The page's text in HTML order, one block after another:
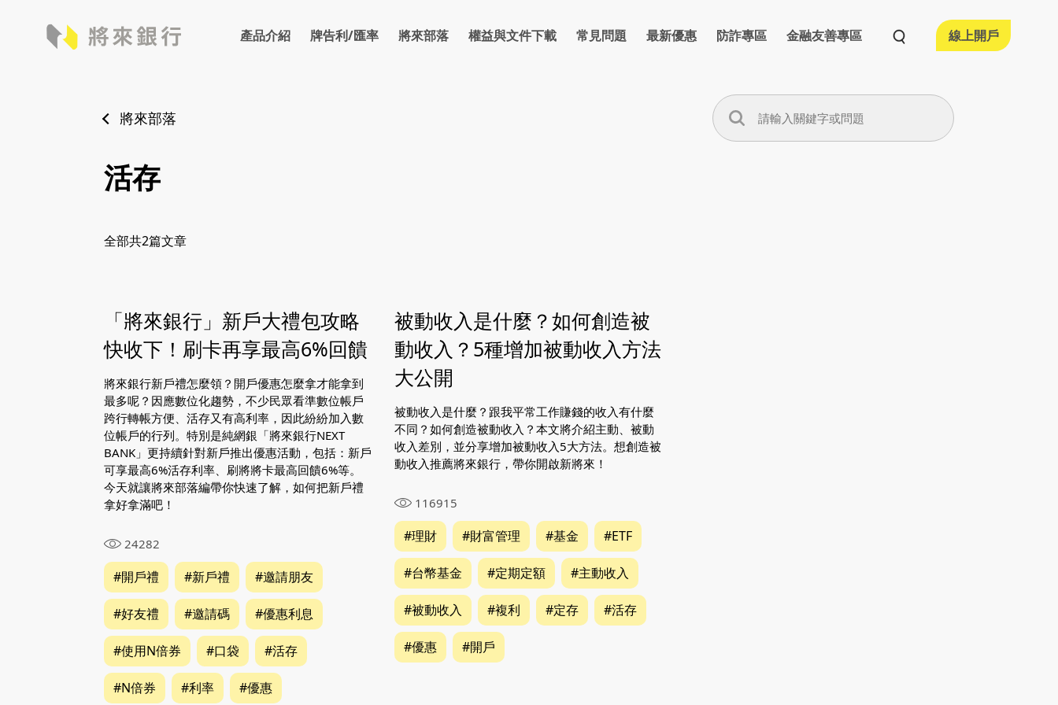
產品介紹 牌告利/匯率 將來部落 權益與文件下載 常見問題 最新優惠 防詐專區 金融友善專區 線上開戶
將來部落
活存
全部共2篇文章
「將來銀行」新戶大禮包攻略
快收下！刷卡再享最高6%回饋
將來銀行新戶禮怎麼領？開戶優惠怎麼拿才能拿到
最多呢？因應數位化趨勢，不少民眾看準數位帳戶
跨行轉帳方便、活存又有高利率，因此紛紛加入數
位帳戶的行列。特別是純網銀「將來銀行NEXT
BANK」更持續針對新戶推出優惠活動，包括：新戶
可享最高6%活存利率、刷將將卡最高回饋6%等。
今天就讓將來部落編帶你快速了解，如何把新戶禮
拿好拿滿吧！
24282
#開戶禮 #新戶禮 #邀請朋友
#好友禮 #邀請碼 #優惠利息
#使用N倍券 #口袋 #活存
#N倍券 #利率 #優惠
被動收入是什麼？如何創造被
動收入？5種增加被動收入方法
大公開
被動收入是什麼？跟我平常工作賺錢的收入有什麼
不同？如何創造被動收入？本文將介紹主動、被動
收入差別，並分享增加被動收入5大方法。想創造被
動收入推薦將來銀行，帶你開啟新將來！
116915
#理財 #財富管理 #基金 #ETF
#台幣基金 #定期定額 #主動收入
#被動收入 #複利 #定存 #活存
#優惠
#開戶
02-8979-6600